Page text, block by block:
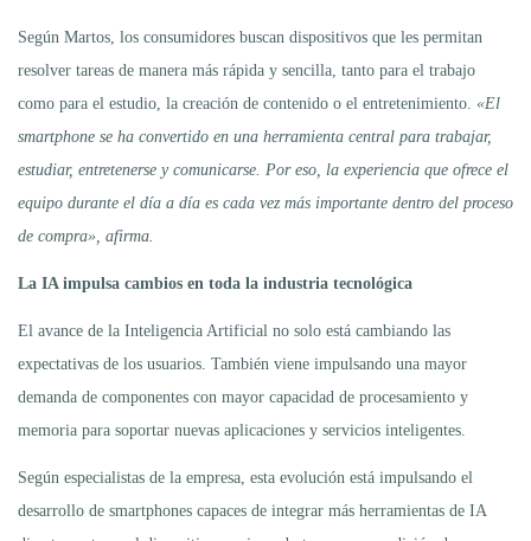
Según Martos, los consumidores buscan dispositivos que les permitan
resolver tareas de manera más rápida y sencilla, tanto para el trabajo
como para el estudio, la creación de contenido o el entretenimiento. «El
smartphone se ha convertido en una herramienta central para trabajar,
estudiar, entretenerse y comunicarse. Por eso, la experiencia que ofrece el
equipo durante el día a día es cada vez más importante dentro del proceso
de compra», afirma.
La IA impulsa cambios en toda la industria tecnológica
El avance de la Inteligencia Artificial no solo está cambiando las
expectativas de los usuarios. También viene impulsando una mayor
demanda de componentes con mayor capacidad de procesamiento y
memoria para soportar nuevas aplicaciones y servicios inteligentes.
Según especialistas de la empresa, esta evolución está impulsando el
desarrollo de smartphones capaces de integrar más herramientas de IA